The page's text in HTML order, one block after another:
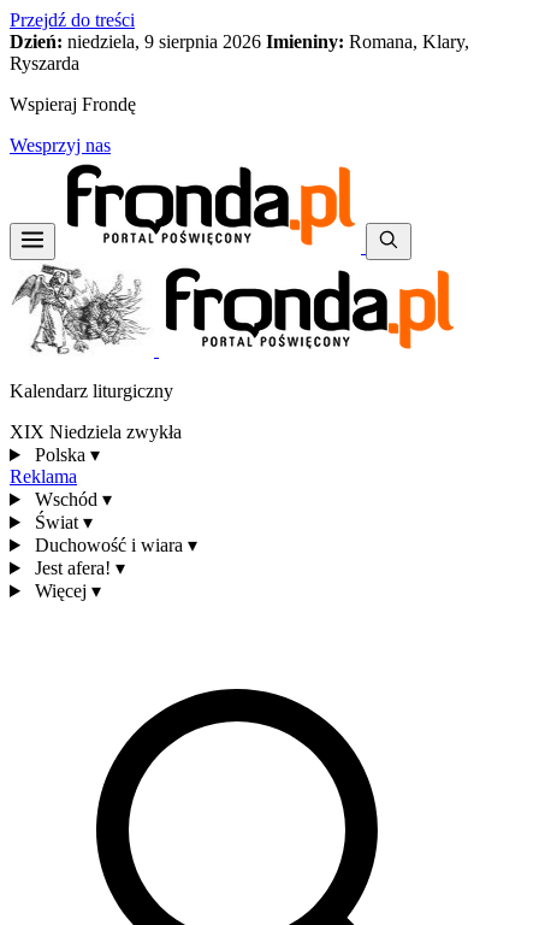
Przejdź do treści
Dzień: niedziela, 9 sierpnia 2026 Imieniny: Romana, Klary,
Ryszarda
Wspieraj Frondę
Wesprzyj nas
Kalendarz liturgiczny
XIX Niedziela zwykła
Polska ▾
Reklama
Wschód ▾
Świat ▾
Duchowość i wiara ▾
Jest afera! ▾
Więcej ▾